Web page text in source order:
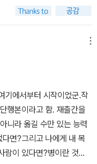
는게 아닐지 생각하게된
여다보면 조금씩 다른 결
한승목 형제는 물론이고,
대수롭지 않게 여겼다.
득을 바라기보단 타인(사
의 부류. 동생을 구하고
둘의 눈빛을 보고 있노라
지니 이 비유법을 거슬려
어주고싶고, 일말의 힘 이
, 부의 축적을 위한 검은 미
석이 그렇게 사위(四圍)
다면 어떨까. 기적을 행하
되어 불행을 끼칠지는 아
틀림없다.
안팎 아이들의 신원이 적
실종 신고된 9세 유준서
장에서 발견된 흉기는 다
있던 건 악성 흑색종인데
이 없었습니다. 사망 이틀
질했다고 합니다. 후배 준
에서 노인에게 들은 이야
잡힌 지 얼마 안 돼 갑자기
없는 희귀한 유전병을 앓
버지는 천령교의 열렬한
시도 피부에 와닿지 않았
. 이제는 믿고 읽는 작가님
을 뽑는다면 <오버랩 나
드라마로 나온 기억도 있
. 어느 하나 버릴 것 없는 이
임팩트가 강하다. 그래서
가님의 작품을 찾는데 초
에는 이창이라는 이름의
마다하고 시골에 내려왔
귀병으로 많이 아픈 상황
떠났는데 과거 채린의 어
기에서부터 시작이었군.작
행본이라고 함. 재출간을
니라 옮길 수만 있는 능력
면?그리고 나에게 내 목
람이 있다면?병이란 것은